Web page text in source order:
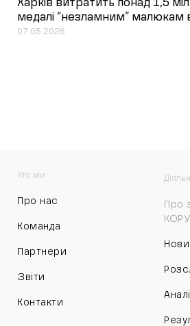
Харків витратить понад 1,5
медалі “незламним” малюкам
07.05.2026
Хто ми
Про нас
Команда
Партнери
Звіти
Контакти
Про